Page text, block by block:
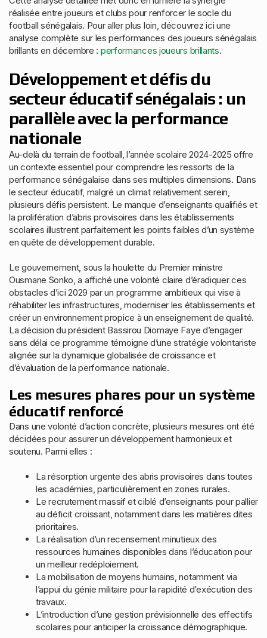
réalisée entre joueurs et clubs pour renforcer le socle du
football sénégalais. Pour aller plus loin, découvrez ici une
analyse complète sur les performances des joueurs sénégalais
brillants en décembre : performances joueurs brillants.
Développement et défis du
secteur éducatif sénégalais : un
parallèle avec la performance
nationale
Au-delà du terrain de football, l’année scolaire 2024-2025 offre
un contexte essentiel pour comprendre les ressorts de la
performance sénégalaise dans ses multiples dimensions. Dans
le secteur éducatif, malgré un climat relativement serein,
plusieurs défis persistent. Le manque d’enseignants qualifiés et
la prolifération d’abris provisoires dans les établissements
scolaires illustrent parfaitement les points faibles d’un système
en quête de développement durable.
Le gouvernement, sous la houlette du Premier ministre
Ousmane Sonko, a affiché une volonté claire d’éradiquer ces
obstacles d’ici 2029 par un programme ambitieux qui vise à
réhabiliter les infrastructures, moderniser les établissements et
créer un environnement propice à un enseignement de qualité.
La décision du président Bassirou Diomaye Faye d’engager
sans délai ce programme témoigne d’une stratégie volontariste
alignée sur la dynamique globalisée de croissance et
d’évaluation de la performance nationale.
Les mesures phares pour un système
éducatif renforcé
Dans une volonté d’action concrète, plusieurs mesures ont été
décidées pour assurer un développement harmonieux et
soutenu. Parmi elles :
La résorption urgente des abris provisoires dans toutes
les académies, particulièrement en zones rurales.
Le recrutement massif et ciblé d’enseignants pour pallier
au déficit croissant, notamment dans les matières dites
prioritaires.
La réalisation d’un recensement minutieux des
ressources humaines disponibles dans l’éducation pour
un meilleur redéploiement.
La mobilisation de moyens humains, notamment via
l’appui du génie militaire pour la rapidité d’exécution des
travaux.
L’introduction d’une gestion prévisionnelle des effectifs
scolaires pour anticiper la croissance démographique.